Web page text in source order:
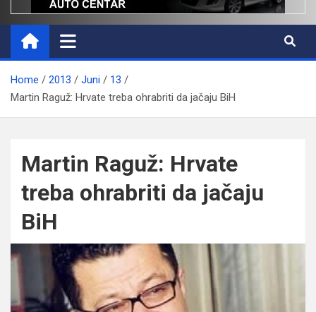
Home 2013 Juni
13
Martin Raguž: Hrvate treba ohrabriti da jačaju BiH
Martin Raguž: Hrvate
treba ohrabriti da jačaju
BiH